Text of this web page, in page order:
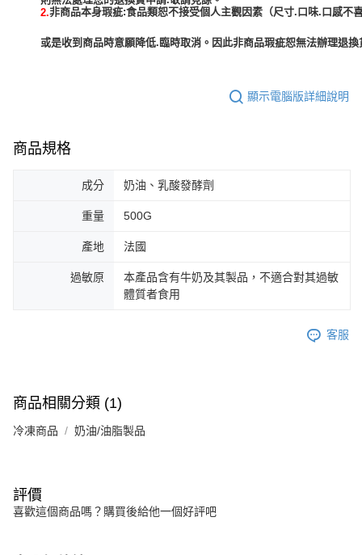
2.非商品本身瑕疵:食品類恕不接受個人主觀因素（尺寸.口味.口感不
或是收到商品時意願降低.臨時取消。因此非商品瑕疵恕無法辦理退
顯示電腦版詳細說明
商品規格
成分 奶油、乳酸發酵劑
重量 500G
產地 法國
過敏原
本產品含有牛奶及其製品，不適合對其過敏
體質者食用
客服
商品相關分類 (1)
冷凍商品 奶油/油脂製品
評價
喜歡這個商品嗎？購買後給他一個好評吧